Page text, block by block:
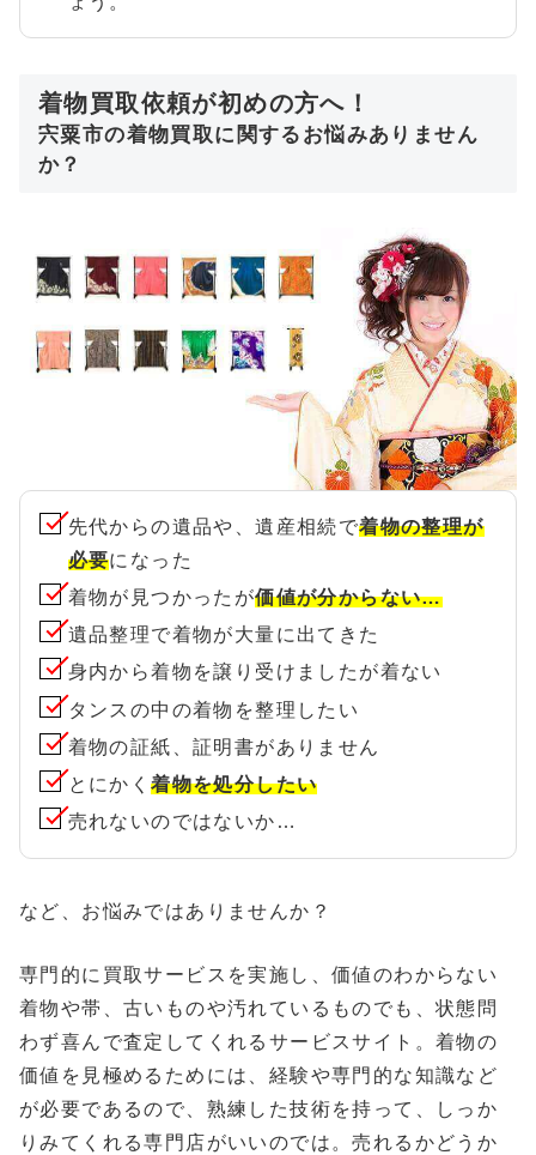
着物買取依頼が初めの方へ！
宍粟市の着物買取に関するお悩みありません
か？
先代からの遺品や、遺産相続で着物の整理が
必要になった
着物が見つかったが価値が分からない…
遺品整理で着物が大量に出てきた
身内から着物を譲り受けましたが着ない
タンスの中の着物を整理したい
着物の証紙、証明書がありません
とにかく着物を処分したい
売れないのではないか…
など、お悩みではありませんか？
専門的に買取サービスを実施し、価値のわからない
着物や帯、古いものや汚れているものでも、状態問
わず喜んで査定してくれるサービスサイト。着物の
価値を見極めるためには、経験や専門的な知識など
が必要であるので、熟練した技術を持って、しっか
りみてくれる専門店がいいのでは。売れるかどうか